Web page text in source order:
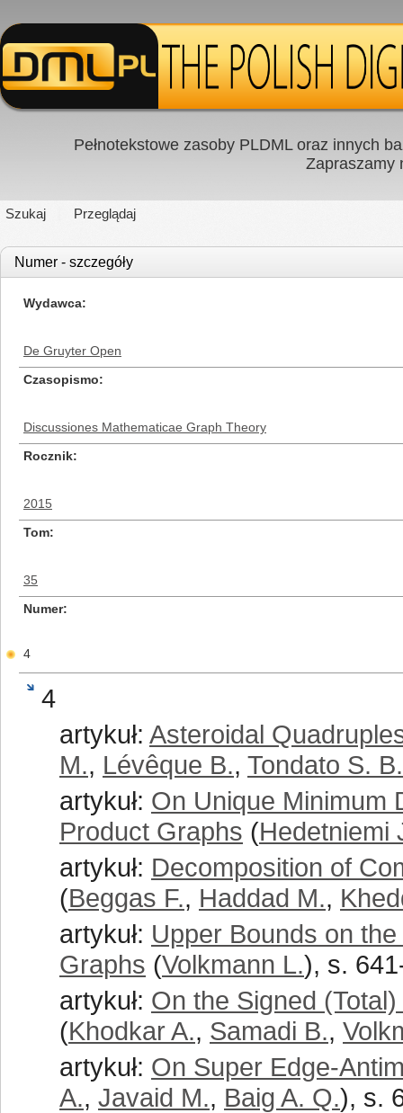
Pełnotekstowe zasoby PLDML oraz innych
Zapraszamy
Szukaj Przeglądaj
Numer - szczegóły
Wydawca
De Gruyter Open
Czasopismo
Discussiones Mathematicae Graph Theory
Rocznik
2015
Tom
35
Numer
4
4
artykuł: Asteroidal
M., Lévêque B., Tondato S. B.
artykuł: On Unique Minimum
Product Graphs (Hedetniemi
artykuł: Decomposition of
(Beggas F., Haddad M.,
artykuł: Upper Bounds on
Graphs (Volkmann L.), s.
artykuł: On the Signed
(Khodkar A., Samadi B.,
artykuł: On Super Edge-
A., Javaid M., Baig A. Q.), s.